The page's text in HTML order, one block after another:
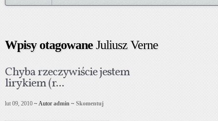
Wpisy otagowaneJuliusz Verne
Chyba rzeczywiście jestem
lirykiem (r...
lut 09, 2010 ~ Autor admin ~ Skomentuj